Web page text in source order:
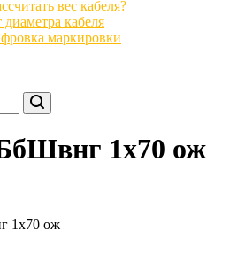
вес кабеля?
диаметра кабеля
маркировки
1х70 ож
1х70 ож